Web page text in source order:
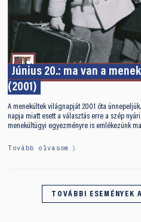
Június 20.: ma van a
(2001)
A menekültek világnapját 2001 óta
napja miatt esett a választás erre a szép
menekültügyi egyezményre is emlékezünk
Tovább olvasom
TOVÁBBI ESEMÉNYEK